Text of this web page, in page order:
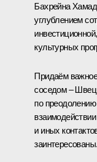
Бахрейна
углублением
культурных
Придаём
соседом –
по преодолению
и иных
заинтересованы.